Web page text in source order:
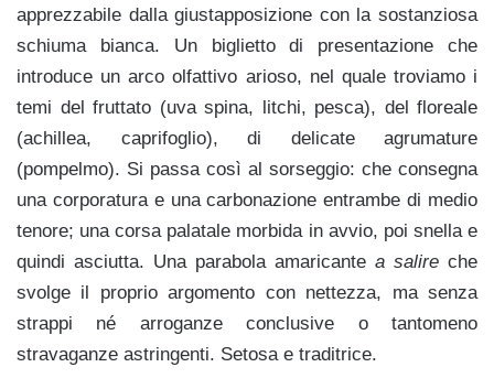
apprezzabile dalla giustapposizione con la sostanziosa
schiuma bianca. Un biglietto di presentazione che
introduce un arco olfattivo arioso, nel quale troviamo i
temi del fruttato (uva spina, litchi, pesca), del floreale
(achillea, caprifoglio), di delicate agrumature
(pompelmo). Si passa così al sorseggio: che consegna
una corporatura e una carbonazione entrambe di medio
tenore; una corsa palatale morbida in avvio, poi snella e
quindi asciutta. Una parabola amaricante a salire che
svolge il proprio argomento con nettezza, ma senza
strappi né arroganze conclusive o tantomeno
stravaganze astringenti. Setosa e traditrice.